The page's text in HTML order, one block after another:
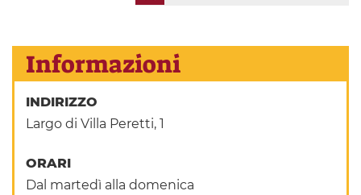
Informazioni
INDIRIZZO
Largo di Villa Peretti, 1
ORARI
Dal martedì alla domenica